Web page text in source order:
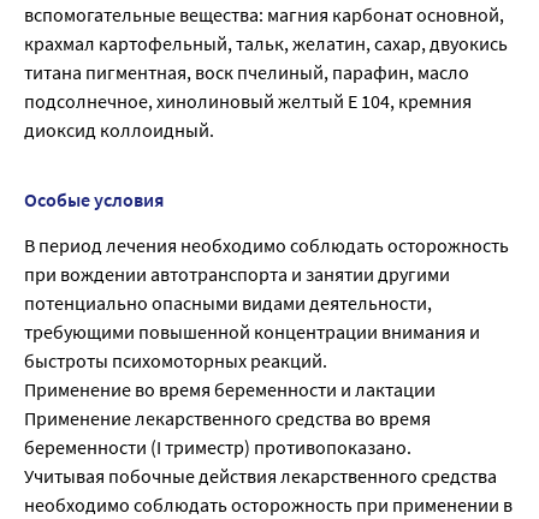
вспомогательные вещества: магния карбонат основной,
крахмал картофельный, тальк, желатин, сахар, двуокись
титана пигментная, воск пчелиный, парафин, масло
подсолнечное, хинолиновый желтый Е 104, кремния
диоксид коллоидный.
Особые условия
В период лечения необходимо соблюдать осторожность
при вождении автотранспорта и занятии другими
потенциально опасными видами деятельности,
требующими повышенной концентрации внимания и
быстроты психомоторных реакций.
Применение во время беременности и лактации
Применение лекарственного средства во время
беременности (I триместр) противопоказано.
Учитывая побочные действия лекарственного средства
необходимо соблюдать осторожность при применении в